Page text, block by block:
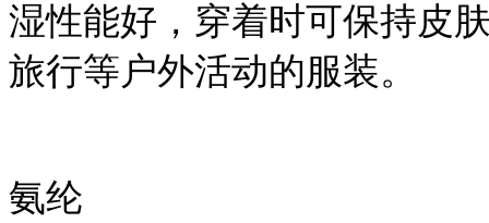
湿性能好，穿着时可保持皮
旅行等户外活动的服装。
氨纶